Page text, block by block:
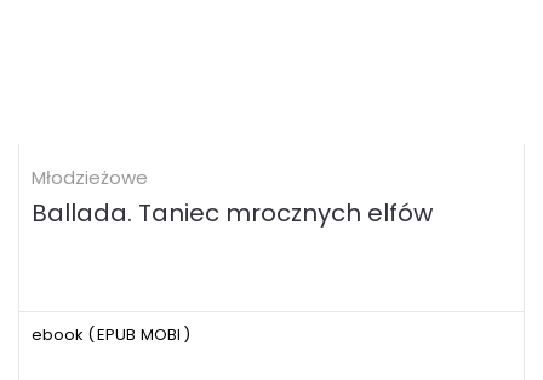
Młodzieżowe
Ballada. Taniec mrocznych elfów
ebook (EPUB MOBI )